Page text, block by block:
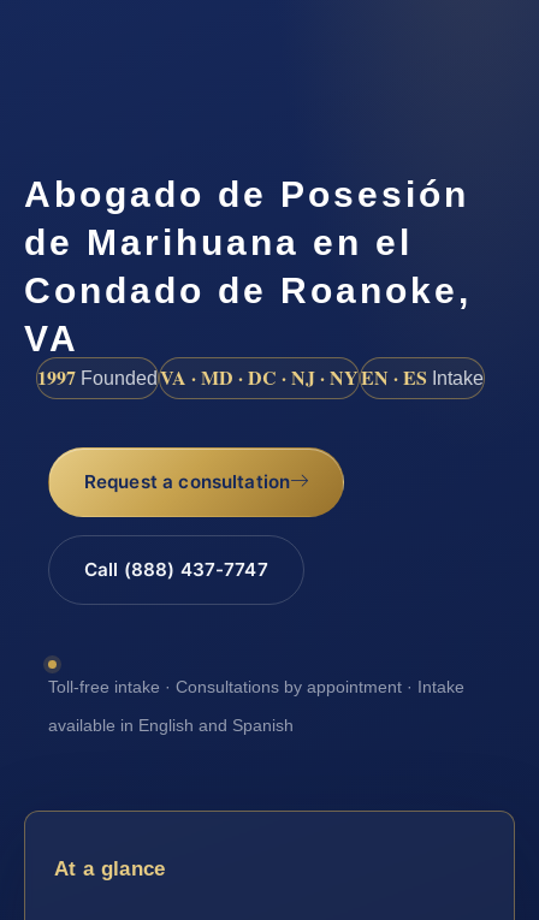
Abogado de Posesión
de Marihuana en el
Condado de Roanoke,
VA
1997 FoundedVA · MD · DC · NJ · NYEN · ES Intake
Request a consultation
Call (888) 437-7747
Toll-free intake · Consultations by appointment · Intake
available in English and Spanish
At a glance